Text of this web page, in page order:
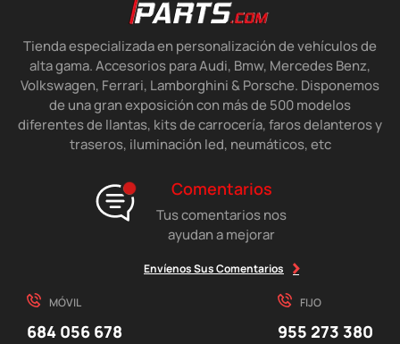
Tienda especializada en personalización de vehículos de
alta gama. Accesorios para Audi, Bmw, Mercedes Benz,
Volkswagen, Ferrari, Lamborghini & Porsche. Disponemos
de una gran exposición con más de 500 modelos
diferentes de llantas, kits de carrocería, faros delanteros y
traseros, iluminación led, neumáticos, etc
Comentarios
Tus comentarios nos
ayudan a mejorar
Envíenos Sus Comentarios
MÓVIL
684 056 678
FIJO
955 273 380